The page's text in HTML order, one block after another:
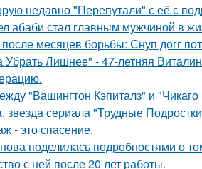
недавно "Перепутали" с её с
абаби стал главным мужчиной в
месяцев борьбы: Снуп догг
Лишнее" - 47-летняя
"Вашингтон Кэпиталз" и
сериала "Трудные
- это спасение.
поделилась подробностями о
с ней после 20 лет работы.